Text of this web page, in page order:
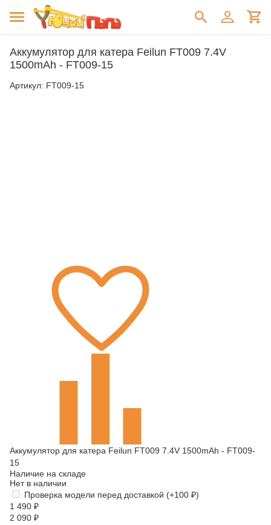
Аккумулятор для катера Feilun FT009 7.4V
1500mAh - FT009-15
Артикул: FT009-15
Аккумулятор для катера Feilun FT009 7.4V 1500mAh - FT009-
15
Наличие на складе
Нет в наличии
Проверка модели перед доставкой (+100 ₽)
1 490 ₽
2 090 ₽